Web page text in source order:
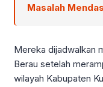
Masalah
Mereka dijadwalkan
Berau setelah
wilayah Kabupaten